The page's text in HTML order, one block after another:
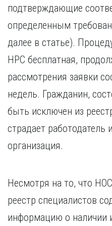
подтверждающие
определенным
далее в статье).
НРС бесплатная,
рассмотрения заявки
недель. Гражданин,
быть исключен из
страдает работодатель
организация.
Несмотря на то, что
реестр специалистов
информацию о наличии